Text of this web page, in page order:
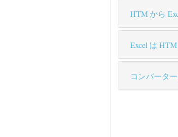
HTM から
Excel は
コンバータ